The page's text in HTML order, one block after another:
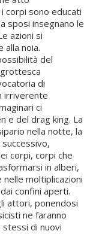
corpi sono educati
sposi insegnano le
azioni si
alla noia.
del
di
irriverente
ci
e del drag king. La
nella notte, la
corpi, corpi che
in alberi,
moltiplicazioni
confini aperti.
attori, ponendosi
ne faranno
di nuovi